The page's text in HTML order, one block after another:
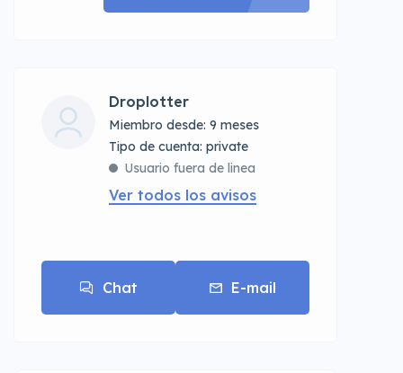
Droplotter
Miembro desde: 9 meses
tipo de cuenta: private
Usuario fuera de linea
Ver todos los avisos
Chat E-mail